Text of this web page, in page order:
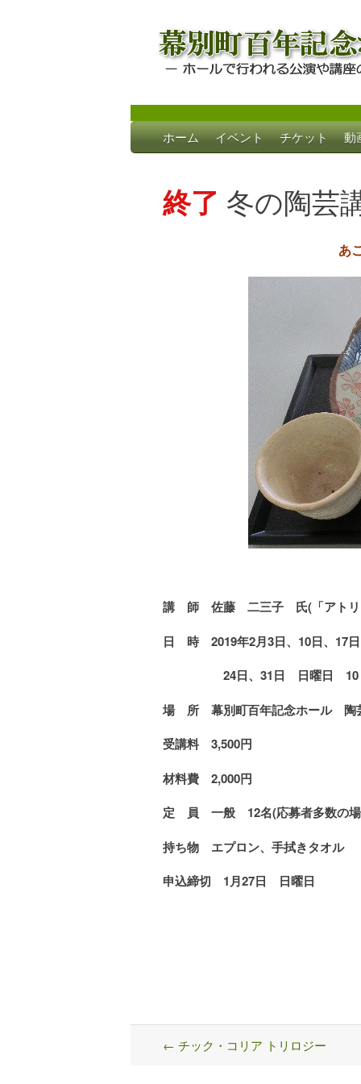
幕別町百年記
ホールで行われる公演や講座のご案内
Skip
to
ホーム イベント チケット 動
終了 冬の陶芸
あ
講 師
佐藤 二三子 氏( 「アト
日 時
2019年2月3日、10日、17
24日、31日 日曜日 10
場 所 幕別町百年記念ホール 陶
受講料
3,500円
材料費
2,000円
定 員 一般 12名(応募者多数の
持ち物
エプロン、手拭きタオル
申込締切 1月27日 日曜日
Post
← チック・コリア トリロジー